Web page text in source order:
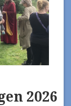
2026